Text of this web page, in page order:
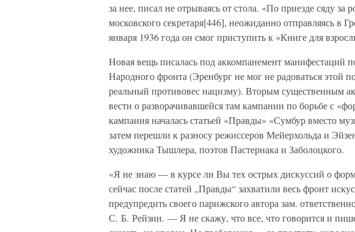
за нее, писал не отрываясь от стола. «По приезде сяду
московского секретаря[446], неожиданно отправляясь в
января 1936 года он смог приступить к «Книге для
Новая вещь писалась под аккомпанемент манифестаций
Народного фронта (Эренбург не мог не радоваться этой
реальный противовес нацизму). Вторым существенным
вести о разворачивавшейся там кампании по борьбе с
кампания началась статьей «Правды» «Сумбур вместо
затем перешли к разносу режиссеров Мейерхольда и
художника Тышлера, поэтов Пастернака и Заболоцкого.
«Я не знаю — в курсе ли Вы тех острых дискуссий о
сейчас после статей „Правды“ захватили весь фронт
предупредить своего парижского автора зам.
С. Б. Рейзин. — Я не скажу, что все, что говорится и